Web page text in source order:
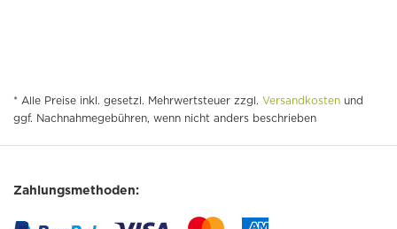
* Alle Preise inkl. gesetzl. Mehrwertsteuer zzgl. Versandkosten und
ggf. Nachnahmegebühren, wenn nicht anders beschrieben
Zahlungsmethoden: